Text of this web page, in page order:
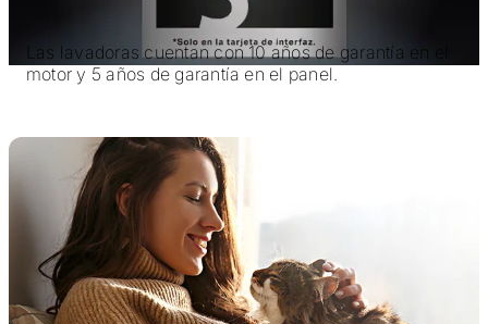
Las lavadoras cuentan con 10 años de garantía en el
motor y 5 años de garantía en el panel.